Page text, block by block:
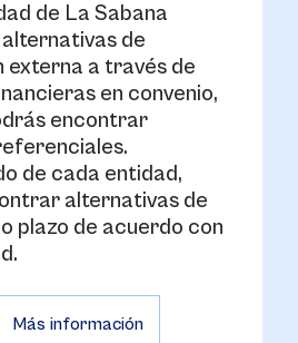
de La Sabana
de
externa a través de
en convenio,
encontrar
de cada entidad,
alternativas de
plazo de acuerdo con
Más información